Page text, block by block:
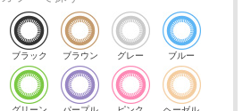
ブラック ブラウン グレー ブルー